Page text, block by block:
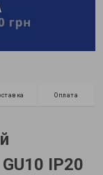
Оплата
IP20